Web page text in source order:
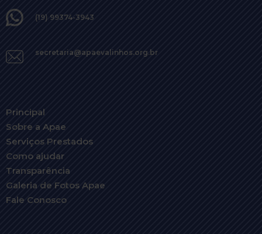
(19) 99374-3943
secretaria@apaevalinhos.org.br
Principal
Sobre a Apae
Serviços Prestados
Como ajudar
Transparência
Galeria de Fotos Apae
Fale Conosco